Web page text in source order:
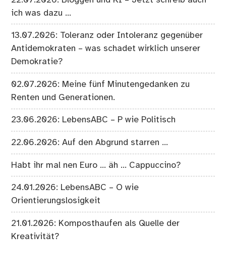
ich was dazu …
13.07.2026: Toleranz oder Intoleranz gegenüber
Antidemokraten – was schadet wirklich unserer
Demokratie?
02.07.2026: Meine fünf Minutengedanken zu
Renten und Generationen.
23.06.2026: LebensABC – P wie Politisch
22.06.2026: Auf den Abgrund starren …
Habt ihr mal nen Euro … äh … Cappuccino?
24.01.2026: LebensABC – O wie
Orientierungslosigkeit
21.01.2026: Komposthaufen als Quelle der
Kreativität?